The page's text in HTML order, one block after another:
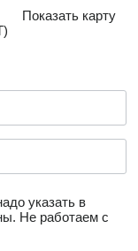
Показать карту
указать в
Не работаем с